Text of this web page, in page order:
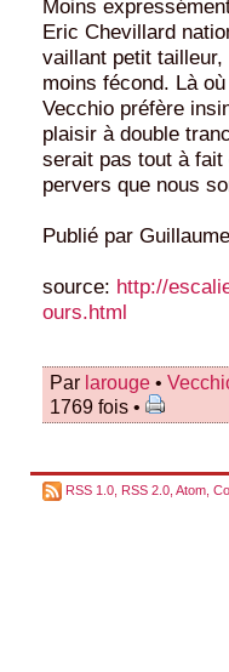
Moins
Eric Chevillard
vaillant petit tailleur,
moins fécond. Là
Vecchio préfère
plaisir à double
serait pas tout à fait
pervers que nous
Publié par
source: http://
ours.html
Par larouge •
1769 fois •
RSS 1.0 RSS 2.0 Atom